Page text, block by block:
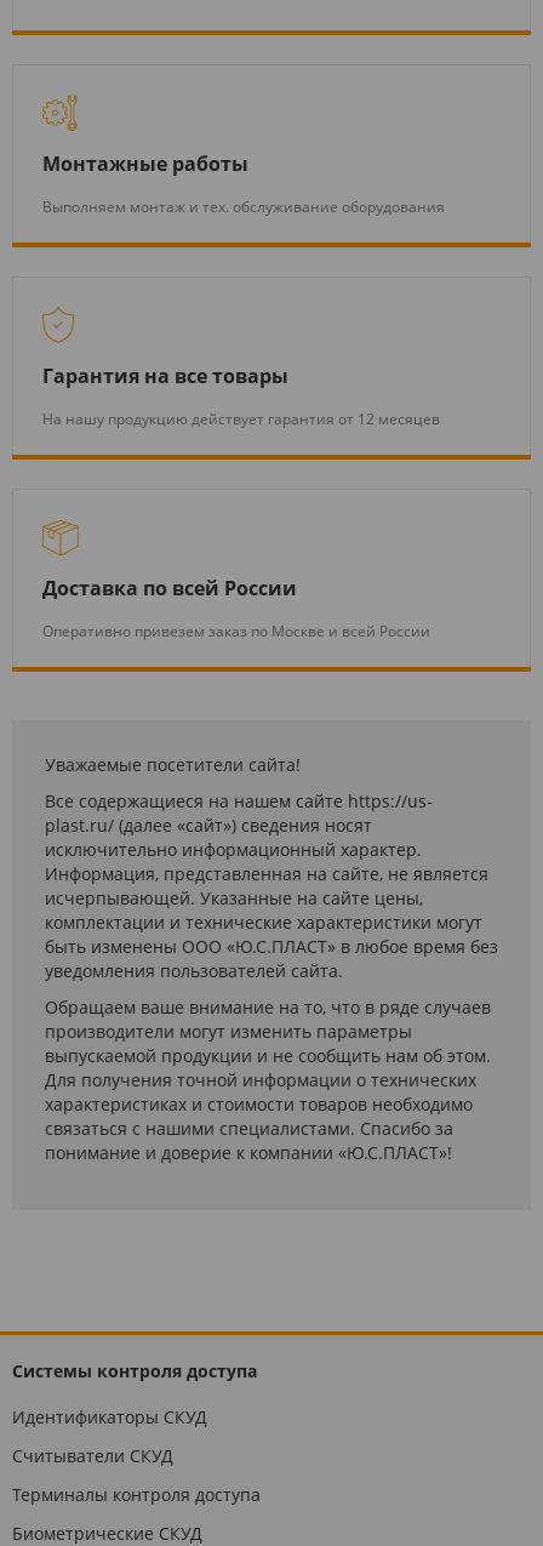
Монтажные работы
Выполняем монтаж и тех. обслуживание оборудования
Гарантия на все товары
На нашу продукцию действует гарантия от 12 месяцев
Доставка по всей России
Оперативно привезем заказ по Москве и всей России
Уважаемые посетители сайта!
Все содержащиеся на нашем сайте https://us-
plast.ru/ (далее «сайт») сведения носят
исключительно информационный характер.
Информация, представленная на сайте, не является
исчерпывающей. Указанные на сайте цены,
комплектации и технические характеристики могут
быть изменены ООО «Ю.С.ПЛАСТ» в любое время без
уведомления пользователей сайта.
Обращаем ваше внимание на то, что в ряде случаев
производители могут изменить параметры
выпускаемой продукции и не сообщить нам об этом.
Для получения точной информации о технических
характеристиках и стоимости товаров необходимо
связаться с нашими специалистами. Спасибо за
понимание и доверие к компании «Ю.С.ПЛАСТ»!
Системы контроля доступа
Идентификаторы СКУД
Считыватели СКУД
Терминалы контроля доступа
Биометрические СКУД